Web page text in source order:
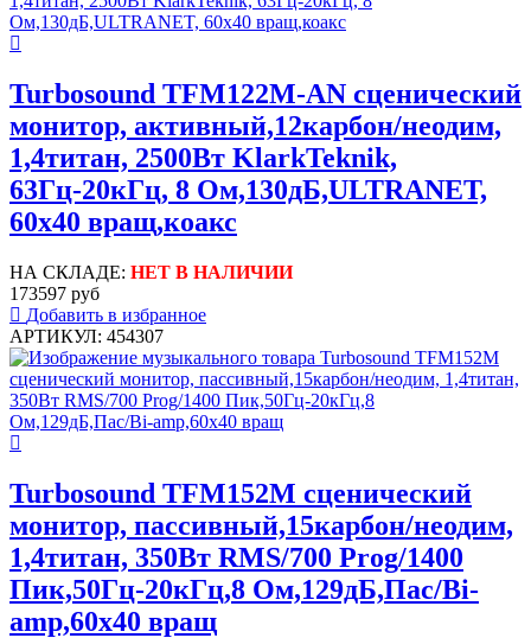
Turbosound TFM122M-AN сценический
монитор, активный,12карбон/неодим,
1,4титан, 2500Вт KlarkTeknik,
63Гц-20кГц, 8 Ом,130дБ,ULTRANET,
60x40 вращ,коакс
НА СКЛАДЕ: НЕТ В НАЛИЧИИ
173597 руб
Добавить в избранное
АРТИКУЛ: 454307
Turbosound TFM152M сценический
монитор, пассивный,15карбон/неодим,
1,4титан, 350Вт RMS/700 Prog/1400
Пик,50Гц-20кГц,8 Ом,129дБ,Пас/Bi-
amp,60x40 вращ